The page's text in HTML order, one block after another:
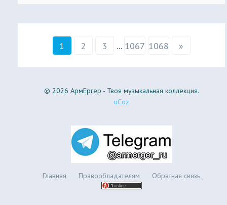
1 2 3 ... 1067 1068 »
© 2026 АрмЕргер - Твоя музыкальная коллекция.
uCoz
Главная Правообладателям Обратная связь